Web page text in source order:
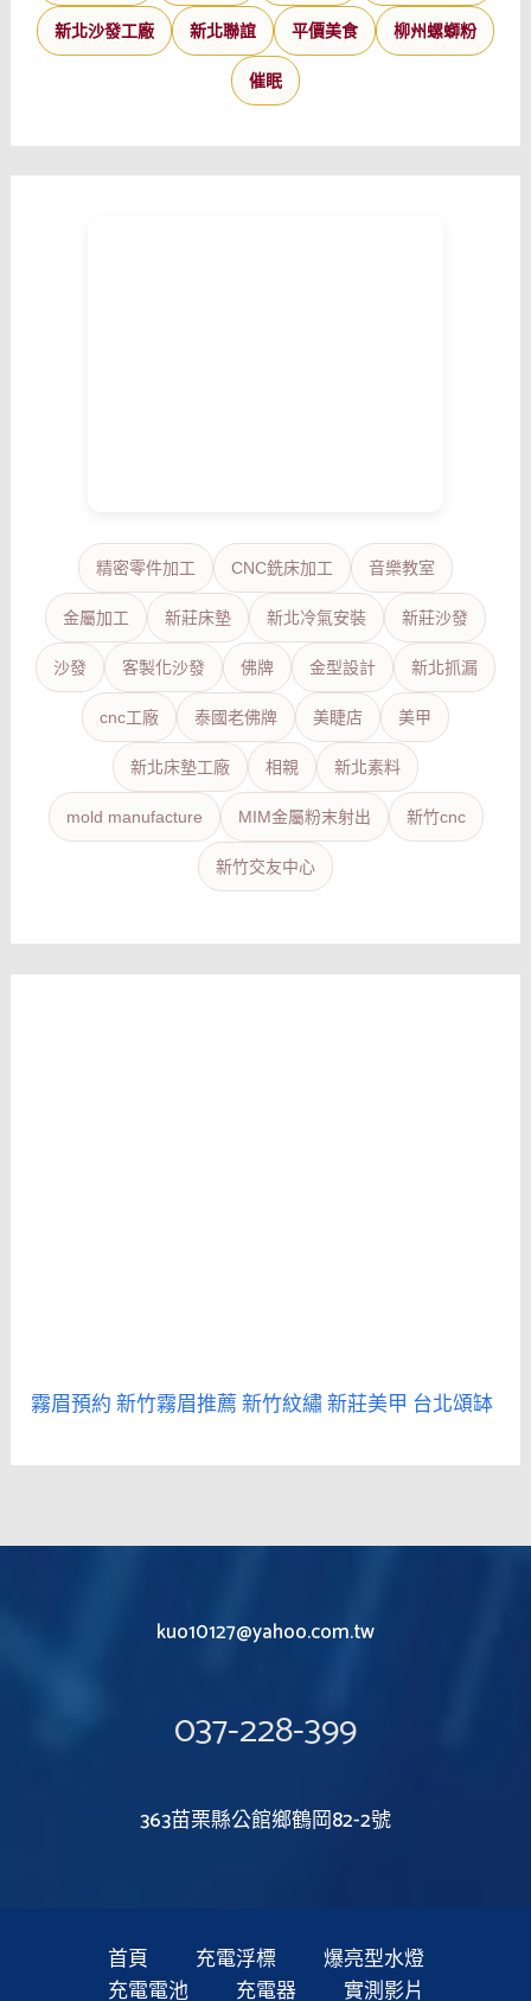
新北沙發工廠 新北聯誼 平價美食 柳州螺螄粉
催眠
精密零件加工 CNC銑床加工 音樂教室
金屬加工 新莊床墊 新北冷氣安裝 新莊沙發
沙發 客製化沙發 佛牌 金型設計 新北抓漏
cnc工廠 泰國老佛牌 美睫店 美甲
新北床墊工廠 相親 新北素料
mold manufacture MIM金屬粉末射出 新竹cnc
新竹交友中心
霧眉預約新竹霧眉推薦新竹紋繡新莊美甲 台北頌缽
kuo10127@yahoo.com.tw
037-228-399
363苗栗縣公館鄉鶴岡82-2號
首頁 充電浮標
爆亮型水燈
充電電池
充電器 實測影片